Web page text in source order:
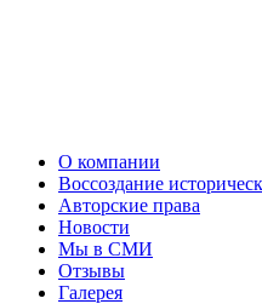
О компании
Воссоздание
Авторские права
Новости
Мы в СМИ
Отзывы
Галерея